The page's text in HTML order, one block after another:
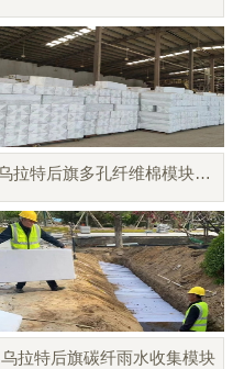
乌拉特后旗多孔纤维棉模块供应
乌拉特后旗碳纤雨水收集模块